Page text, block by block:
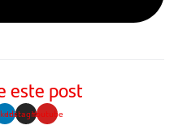
este post
InstagramYoutube